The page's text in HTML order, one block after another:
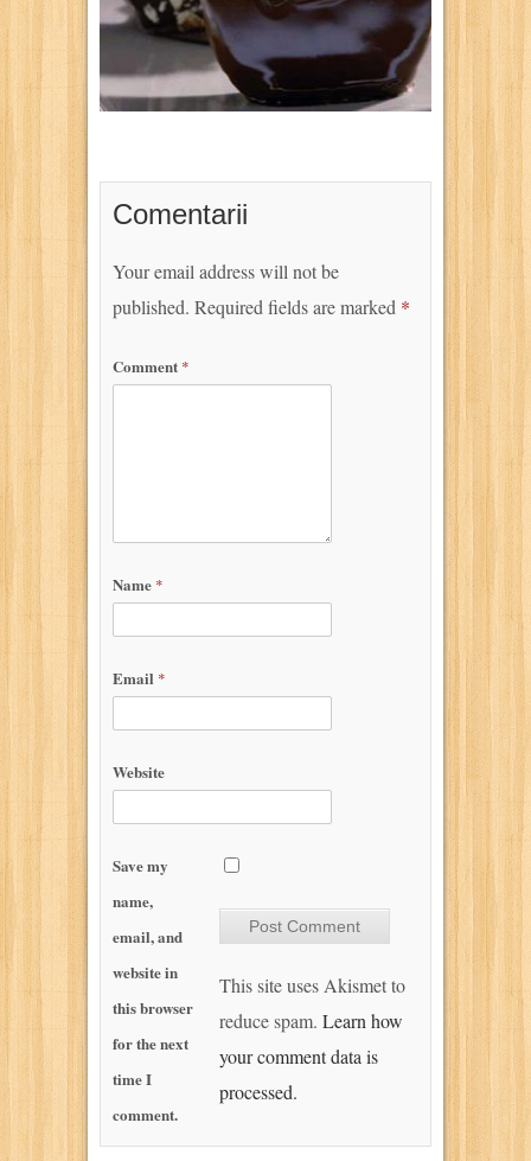
Comentarii
Your email address will not be
published. Required fields are marked *
Comment *
Name *
Email *
Website
Save my
name,
email, and
website in
this browser
for the next
time I
comment.
This site uses Akismet to
reduce spam. Learn how
your comment data is
processed.